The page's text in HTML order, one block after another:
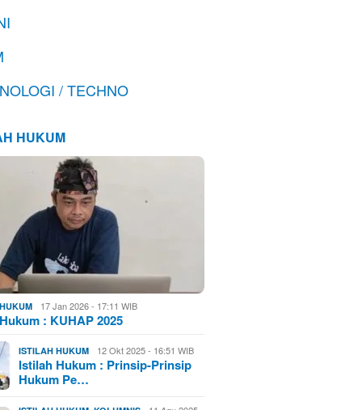
/ TECHNO
HUKUM
17 Jan 2026 - 17:11 WIB
: KUHAP 2025
ISTILAH HUKUM 12 Okt 2025 - 16:51 WIB
Istilah Hukum : Prinsip-Prinsip
Hukum Pe…